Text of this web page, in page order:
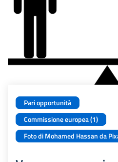
Pari opportunità
Commissione europea (1)
Foto di Mohamed Hassan da